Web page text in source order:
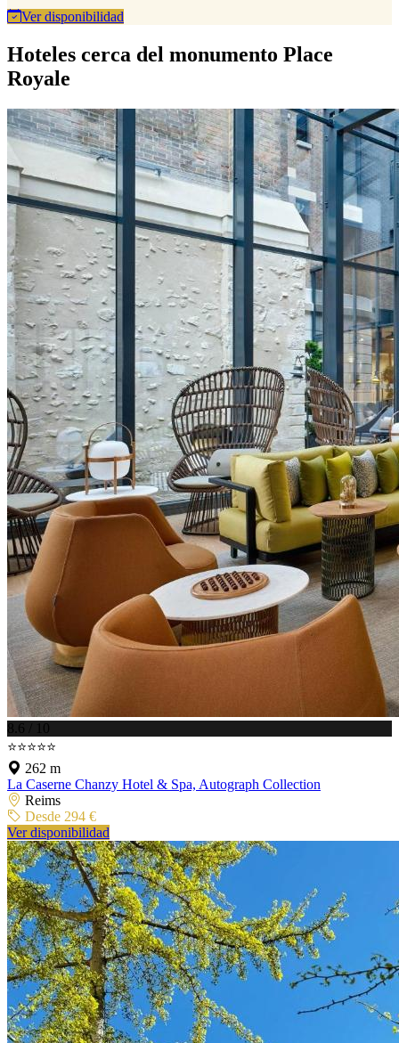
Ver disponibilidad
Hoteles cerca del monumento Place
Royale
8.6 / 10
⭐⭐⭐⭐⭐
262 m
La Caserne Chanzy Hotel & Spa, Autograph Collection
Reims
Desde 294 €
Ver disponibilidad